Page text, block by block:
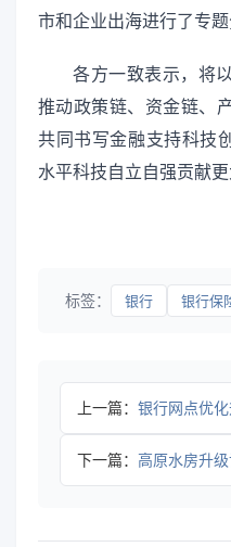
市和企业出海进行了专题
各方一致表示，将
推动政策链、资金链、
共同书写金融支持科技
水平科技自立自强贡献更
标签： 银行 银行保
上一篇： 银行网点优
下一篇： 高原水房升